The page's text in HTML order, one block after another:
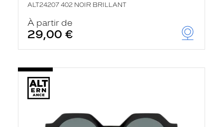
ALT24207 402 NOIR BRILLANT
À partir de
29,00 €